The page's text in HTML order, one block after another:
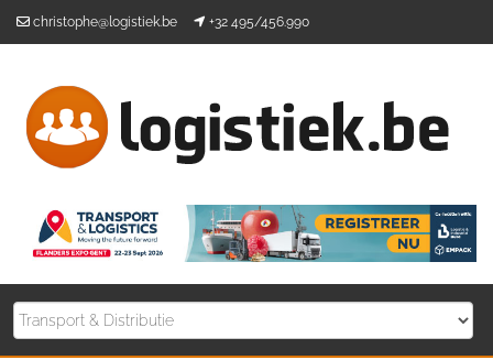
christophe@logistiek.be +32 495/456.990